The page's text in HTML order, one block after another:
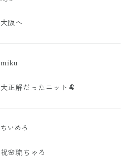
大阪へ
miku
大正解だったニット🐏
ちいめろ
祝🌸琉ちゃろ